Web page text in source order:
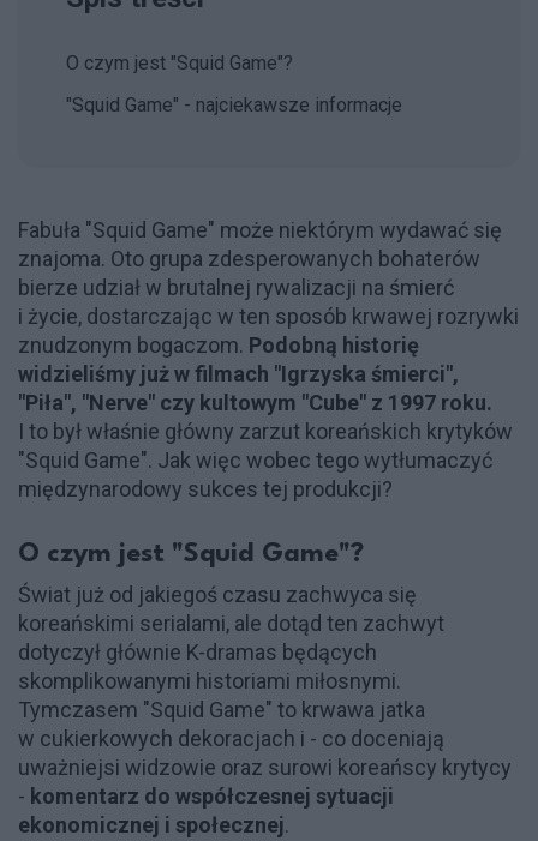
O czym jest "Squid Game"?
"Squid Game" - najciekawsze informacje
Fabuła "Squid Game" może niektórym wydawać się
znajoma. Oto grupa zdesperowanych bohaterów
bierze udział w brutalnej rywalizacji na śmierć
i życie, dostarczając w ten sposób krwawej rozrywki
znudzonym bogaczom. Podobną historię
widzieliśmy już w filmach "Igrzyska śmierci",
"Piła", "Nerve" czy kultowym "Cube" z 1997 roku.
I to był właśnie główny zarzut koreańskich krytyków
"Squid Game". Jak więc wobec tego wytłumaczyć
międzynarodowy sukces tej produkcji?
O czym jest "Squid Game"?
Świat już od jakiegoś czasu zachwyca się
koreańskimi serialami, ale dotąd ten zachwyt
dotyczył głównie K-dramas będących
skomplikowanymi historiami miłosnymi.
Tymczasem "Squid Game" to krwawa jatka
w cukierkowych dekoracjach i - co doceniają
uważniejsi widzowie oraz surowi koreańscy krytycy
- komentarz do współczesnej sytuacji
ekonomicznej i społecznej.